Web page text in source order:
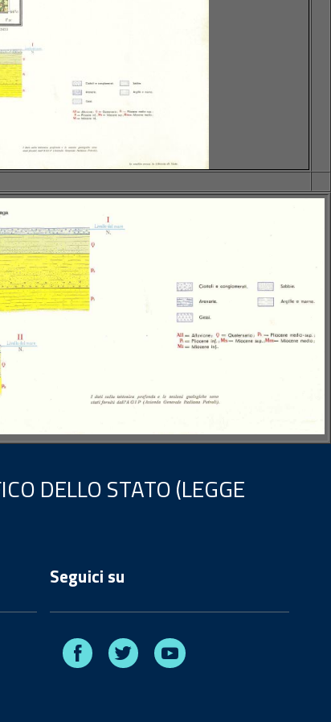
DELLO STATO (LEGGE
Seguici su
Facebook Twitter